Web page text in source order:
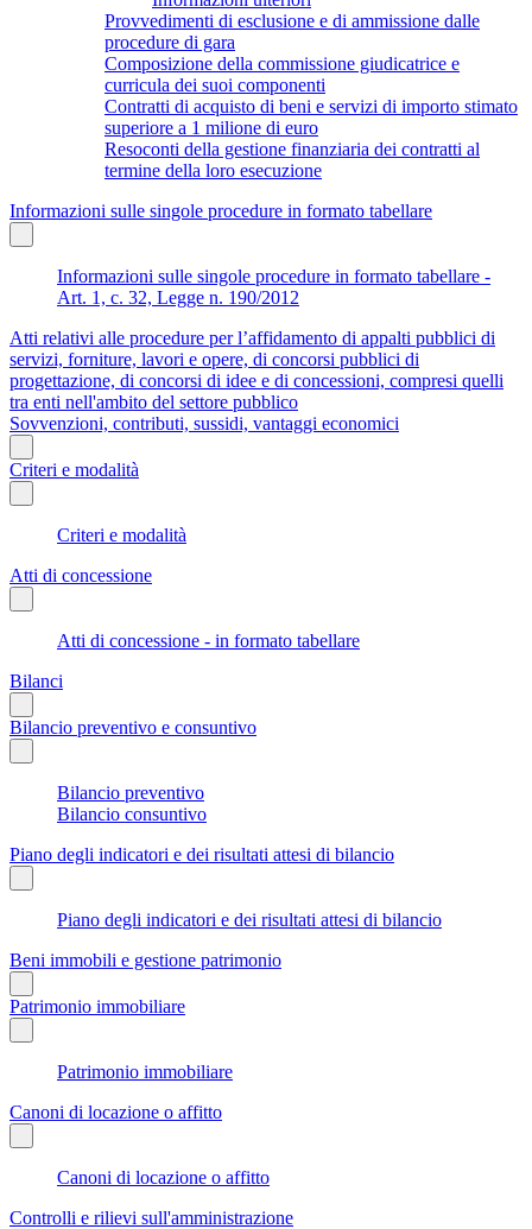
Provvedimenti di esclusione e di ammissione dalle
procedure di gara
Composizione della commissione giudicatrice e
curricula dei suoi componenti
Contratti di acquisto di beni e servizi di importo stimato
superiore a 1 milione di euro
Resoconti della gestione finanziaria dei contratti al
termine della loro esecuzione
Informazioni sulle singole procedure in formato tabellare
Informazioni sulle singole procedure in formato tabellare -
Art. 1, c. 32, Legge n. 190/2012
Atti relativi alle procedure per l’affidamento di appalti pubblici di
servizi, forniture, lavori e opere, di concorsi pubblici di
progettazione, di concorsi di idee e di concessioni, compresi quelli
tra enti nell'ambito del settore pubblico
Sovvenzioni, contributi, sussidi, vantaggi economici
Criteri e modalità
Criteri e modalità
Atti di concessione
Atti di concessione - in formato tabellare
Bilanci
Bilancio preventivo e consuntivo
Bilancio preventivo
Bilancio consuntivo
Piano degli indicatori e dei risultati attesi di bilancio
Piano degli indicatori e dei risultati attesi di bilancio
Beni immobili e gestione patrimonio
Patrimonio immobiliare
Patrimonio immobiliare
Canoni di locazione o affitto
Canoni di locazione o affitto
Controlli e rilievi sull'amministrazione